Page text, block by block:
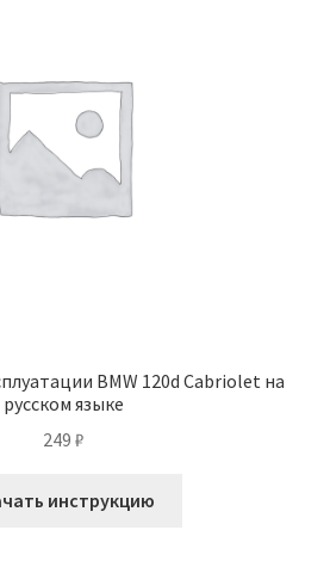
BMW 120d Cabriolet на
русском языке
249 ₽
инструкцию